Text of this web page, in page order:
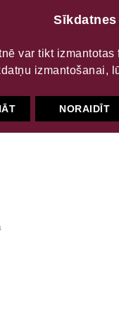
Sīkdatnes
var tikt
izmantošanai,
NORAIDĪT